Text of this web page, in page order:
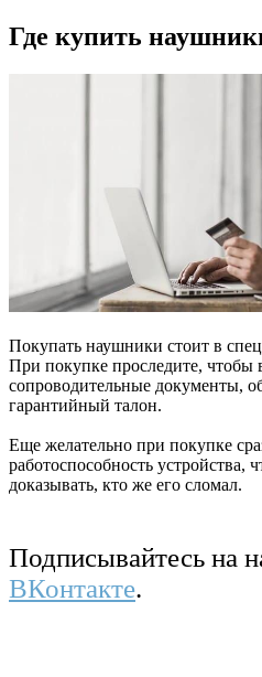
Где купить
Покупать наушники стоит в
При покупке проследите, чтобы
сопроводительные документы,
гарантийный талон.
Еще желательно при покупке
работоспособность устройства,
доказывать, кто же его сломал.
Подписывайтесь на
ВКонтакте.